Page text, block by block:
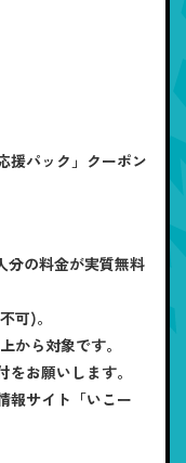
援パック」クーポン
分の料金が実質無料
可)。
から対象です。
お願いします。
報サイト「いこー